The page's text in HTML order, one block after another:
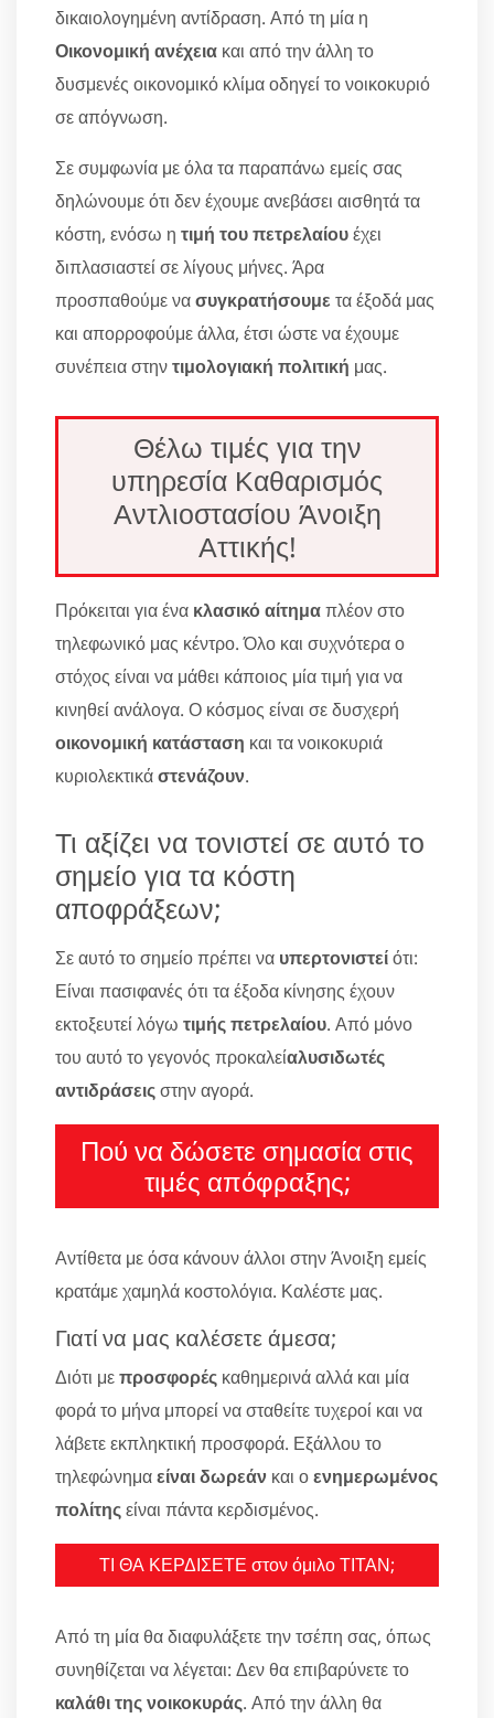
δικαιολογημένη αντίδραση. Από τη μία η
Οικονομική ανέχεια και από την άλλη το
δυσμενές οικονομικό κλίμα οδηγεί το νοικοκυριό
σε απόγνωση.
Σε συμφωνία με όλα τα παραπάνω εμείς σας
δηλώνουμε ότι δεν έχουμε ανεβάσει αισθητά τα
κόστη, ενόσω η τιμή του πετρελαίουέχει
διπλασιαστεί σε λίγους μήνες. Άρα
προσπαθούμε νασυγκρατήσουμε τα έξοδά μας
και απορροφούμε άλλα, έτσι ώστε να έχουμε
συνέπεια στηντιμολογιακή πολιτική μας.
Θέλω τιμές για την
υπηρεσία Καθαρισμός
Αντλιοστασίου Άνοιξη
Αττικής!
Πρόκειται για ένα κλασικό αίτημαπλέον στο
τηλεφωνικό μας κέντρο. Όλο και συχνότερα ο
στόχος είναι να μάθει κάποιος μία τιμή για να
κινηθεί ανάλογα. Ο κόσμος είναι σε δυσχερή
οικονομική κατάσταση και τα νοικοκυριά
κυριολεκτικάστενάζουν.
Τι αξίζει να τονιστεί σε αυτό το
σημείο για τα κόστη
αποφράξεων;
Σε αυτό το σημείο πρέπει να υπερτονιστείότι:
Είναι πασιφανές ότι τα έξοδα κίνησης έχουν
εκτοξευτεί λόγω τιμής πετρελαίου. Από μόνο
του αυτό το γεγονός προκαλείαλυσιδωτές
αντιδράσειςστην αγορά.
Πού να δώσετε σημασία στις
τιμές απόφραξης;
Αντίθετα με όσα κάνουν άλλοι στην Άνοιξη εμείς
κρατάμε χαμηλά κοστολόγια. Καλέστε μας.
Γιατί να μας καλέσετε άμεσα;
Διότι μεπροσφορές καθημερινά αλλά και μία
φορά το μήνα μπορεί να σταθείτε τυχεροί και να
λάβετε εκπληκτική προσφορά. Εξάλλου το
τηλεφώνημαείναι δωρεάν και οενημερωμένος
πολίτηςείναι πάντα κερδισμένος.
ΤΙ ΘΑ ΚΕΡΔΙΣΕΤΕ στον όμιλο ΤΙΤΑΝ;
Από τη μία θα διαφυλάξετε την τσέπη σας, όπως
συνηθίζεται να λέγεται: Δεν θα επιβαρύνετε το
καλάθι της νοικοκυράς. Από την άλλη θα